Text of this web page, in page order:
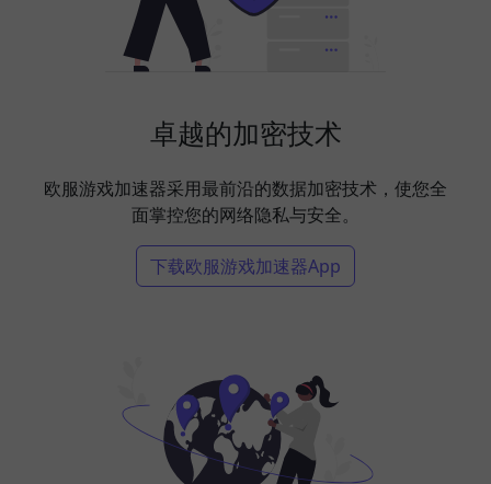
卓越的加密技术
欧服游戏加速器采用最前沿的数据加密技术，使您全
面掌控您的网络隐私与安全。
下载欧服游戏加速器App